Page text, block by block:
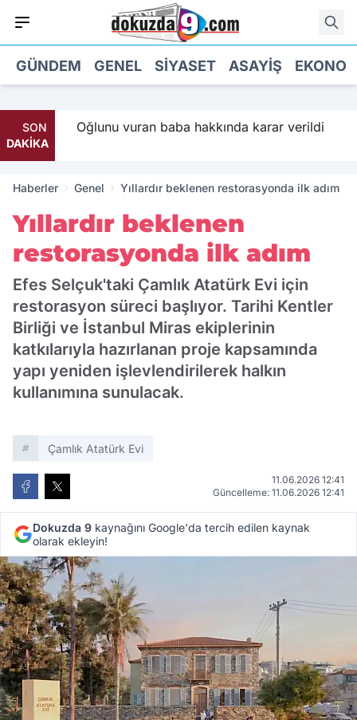
GÜNDEM GENEL SIYASET ASAYIŞ
SON
DAKİKA
Parti Oğlunu vuran baba hakkında karar verildi
Haberler Genel Yıllardır beklenen restorasyonda ilk adım
Yıllardır beklenen
restorasyonda ilk adım
Efes Selçuk'taki Çamlık Atatürk Evi için
restorasyon süreci başlıyor. Tarihi Kentler
Birliği ve İstanbul Miras ekiplerinin
katkılarıyla hazırlanan proje kapsamında
yapı yeniden işlevlendirilerek halkın
kullanımına sunulacak.
Çamlık Atatürk Evi
11.06.2026 12:41
Güncelleme: 11.06.2026 12:41
Dokuzda 9 kaynağını Google'da tercih edilen kaynak
olarak ekleyin!